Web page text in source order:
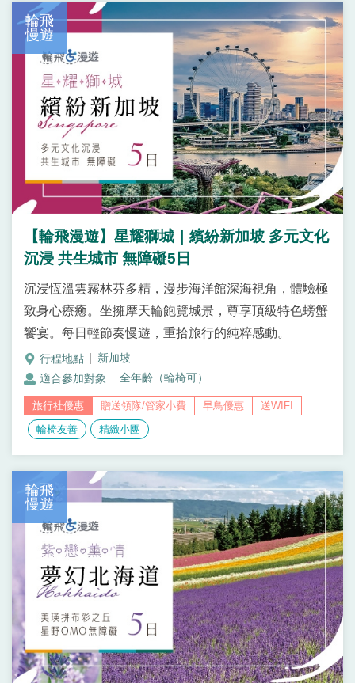
輪飛
慢遊
【輪飛漫遊】星耀獅城｜繽紛新加坡 多元文化
沉浸 共生城市 無障礙5日
沉浸恆溫雲霧林芬多精，漫步海洋館深海視角，體驗極
致身心療癒。坐擁摩天輪飽覽城景，尊享頂級特色螃蟹
饗宴。每日輕節奏慢遊，重拾旅行的純粹感動。
新加坡
全年齡（輪椅可）
贈送領隊/管家小費 早鳥優惠
送WIFI
輪椅友善
精緻小團
輪飛
慢遊